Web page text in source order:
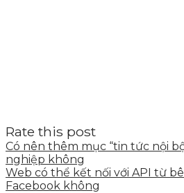
Rate this post
Có nên thêm mục “tin tức nội
nghiệp không
Web có thể kết nối với API từ
Facebook không